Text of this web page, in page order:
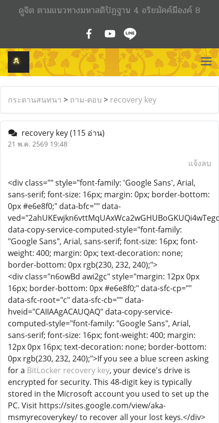
ดูจิต ตามแนวทางมหาสติปัฏฐาน 4 อริยมัคค์มีองค์ 8
กระดานสนทนา > ถาม-ตอบ > recovery key
recovery key(115 อ่าน)
21 พ.ค. 2569 19:48
แจ้งลบ
<div class="" style="font-family: 'Google Sans', Arial,
sans-serif; font-size: 16px; margin: 0px; border-bottom:
0px #e6e8f0;" data-bfc="" data-
data-copy-service-computed-style="font-family:
"Google Sans", Arial, sans-serif; font-size: 16px; font-
weight: 400; margin: 0px; text-decoration: none;
border-bottom: 0px rgb(230, 232, 240);">
<div class="n6owBd awi2gc" style="margin: 12px 0px
16px; border-bottom: 0px #e6e8f0;" data-sfc-cp=""
data-sfc-root="c" data-sfc-cb="" data-
hveid="CAIIAAgACAUQAQ" data-copy-service-
computed-style="font-family: "Google Sans", Arial,
sans-serif; font-size: 16px; font-weight: 400; margin:
12px 0px 16px; text-decoration: none; border-bottom:
0px rgb(230, 232, 240);">If you see a blue screen asking
for a BitLocker recovery key, your device's drive is
encrypted for security. This 48-digit key is typically
stored in the Microsoft account you used to set up the
PC. Visit https://sites.google.com/view/aka-
msmyrecoverykey/ to recover all your lost keys.</div>